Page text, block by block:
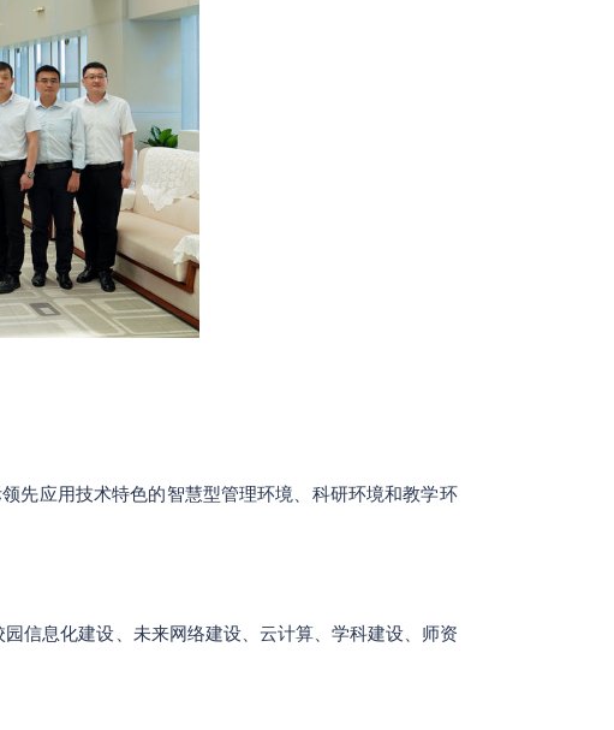
先应用技术特色的智慧型管理环境、科研环境和教学环
信息化建设、未来网络建设、云计算、学科建设、师资